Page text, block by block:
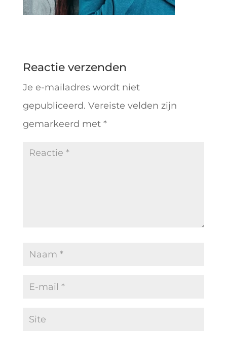
Reactie verzenden
Je e-mailadres wordt niet
gepubliceerd. Vereiste velden zijn
gemarkeerd met *